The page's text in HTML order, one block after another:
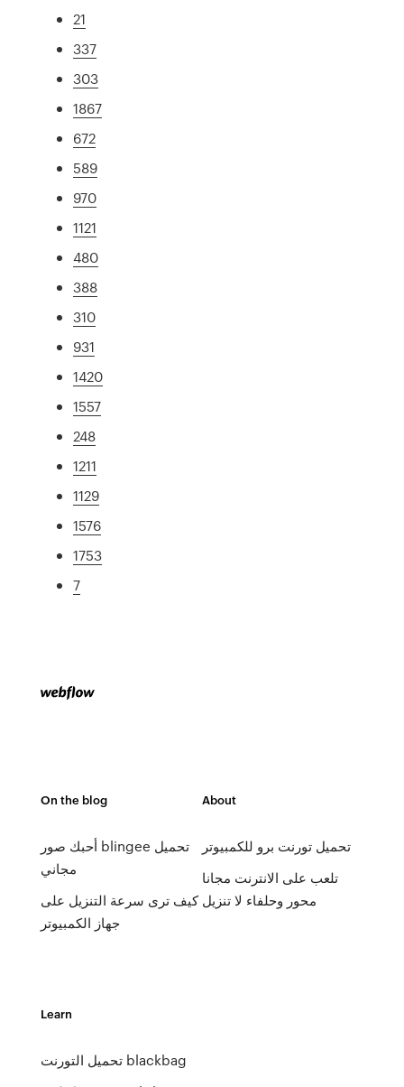
21
337
303
1867
672
589
970
1121
480
388
310
931
1420
1557
248
1211
1129
1576
1753
7
On the blog
أحبك صور blingee تحميل
مجاني
كيف ترى سرعة التنزيل على
جهاز الكمبيوتر
About
تحميل تورنت برو للكمبيوتر
تلعب على الانترنت مجانا
محور وحلفاء لا تنزيل
Learn
تحميل التورنت blackbag